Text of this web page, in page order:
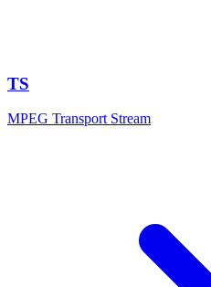
TS
MPEG Transport Stream